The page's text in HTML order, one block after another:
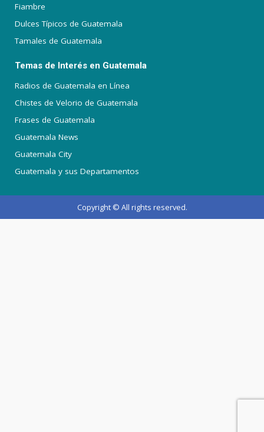
Fiambre
Dulces Típicos de Guatemala
Tamales de Guatemala
Temas de Interés en Guatemala
Radios de Guatemala en Línea
Chistes de Velorio de Guatemala
Frases de Guatemala
Guatemala News
Guatemala City
Guatemala y sus Departamentos
Copyright © All rights reserved.